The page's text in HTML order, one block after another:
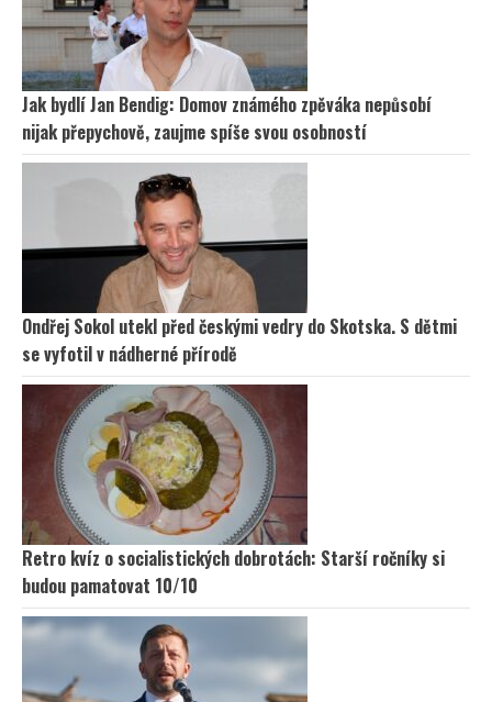
Jak bydlí Jan Bendig: Domov známého zpěváka nepůsobí
nijak přepychově, zaujme spíše svou osobností
Ondřej Sokol utekl před českými vedry do Skotska. S dětmi
se vyfotil v nádherné přírodě
Retro kvíz o socialistických dobrotách: Starší ročníky si
budou pamatovat 10/10